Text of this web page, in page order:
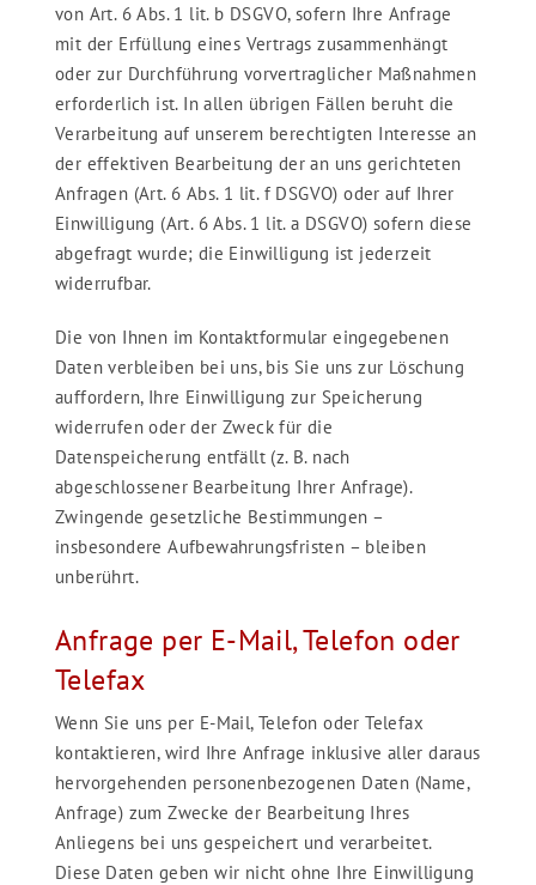
von Art. 6 Abs. 1 lit. b DSGVO, sofern Ihre Anfrage
mit der Erfüllung eines Vertrags zusammenhängt
oder zur Durchführung vorvertraglicher Maßnahmen
erforderlich ist. In allen übrigen Fällen beruht die
Verarbeitung auf unserem berechtigten Interesse an
der effektiven Bearbeitung der an uns gerichteten
Anfragen (Art. 6 Abs. 1 lit. f DSGVO) oder auf Ihrer
Einwilligung (Art. 6 Abs. 1 lit. a DSGVO) sofern diese
abgefragt wurde; die Einwilligung ist jederzeit
widerrufbar.
Die von Ihnen im Kontaktformular eingegebenen
Daten verbleiben bei uns, bis Sie uns zur Löschung
auffordern, Ihre Einwilligung zur Speicherung
widerrufen oder der Zweck für die
Datenspeicherung entfällt (z. B. nach
abgeschlossener Bearbeitung Ihrer Anfrage).
Zwingende gesetzliche Bestimmungen –
insbesondere Aufbewahrungsfristen – bleiben
unberührt.
Anfrage per E-Mail, Telefon oder
Telefax
Wenn Sie uns per E-Mail, Telefon oder Telefax
kontaktieren, wird Ihre Anfrage inklusive aller daraus
hervorgehenden personenbezogenen Daten (Name,
Anfrage) zum Zwecke der Bearbeitung Ihres
Anliegens bei uns gespeichert und verarbeitet.
Diese Daten geben wir nicht ohne Ihre Einwilligung